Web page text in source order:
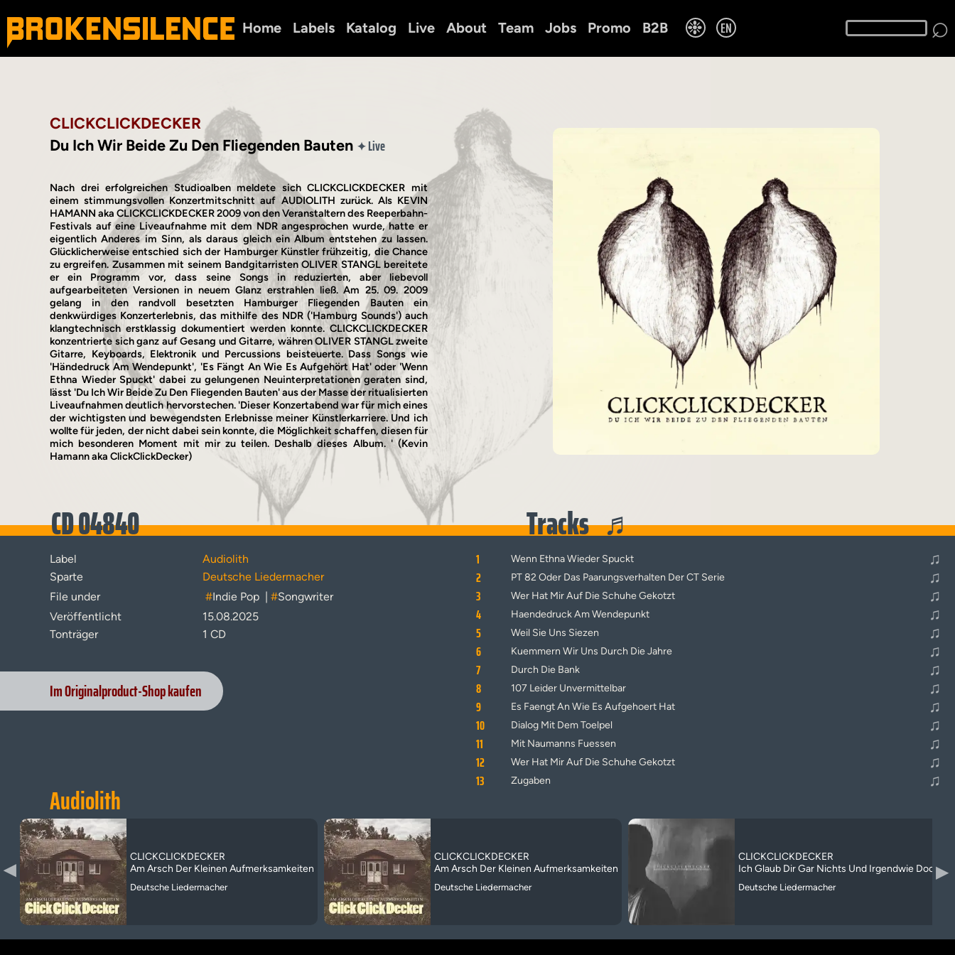
Home Labels Katalog Live About Team Jobs Promo B2B ❉ EN ⌕
CLICKCLICKDECKER
Du Ich Wir Beide Zu Den Fliegenden Bauten ✦Live
Nach drei erfolgreichen Studioalben meldete sich CLICKCLICKDECKER mit
einem stimmungsvollen Konzertmitschnitt auf AUDIOLITH zurück. Als KEVIN
HAMANN aka CLICKCLICKDECKER 2009 von den Veranstaltern des Reeperbahn-
Festivals auf eine Liveaufnahme mit dem NDR angesprochen wurde, hatte er
eigentlich Anderes im Sinn, als daraus gleich ein Album entstehen zu lassen.
Glücklicherweise entschied sich der Hamburger Künstler frühzeitig, die Chance
zu ergreifen. Zusammen mit seinem Bandgitarristen OLIVER STANGL bereitete
er ein Programm vor, dass seine Songs in reduzierten, aber liebevoll
aufgearbeiteten Versionen in neuem Glanz erstrahlen ließ. Am 25. 09. 2009
gelang in den randvoll besetzten Hamburger Fliegenden Bauten ein
denkwürdiges Konzerterlebnis, das mithilfe des NDR ('Hamburg Sounds') auch
klangtechnisch erstklassig dokumentiert werden konnte. CLICKCLICKDECKER
konzentrierte sich ganz auf Gesang und Gitarre, währen OLIVER STANGL zweite
Gitarre, Keyboards, Elektronik und Percussions beisteuerte. Dass Songs wie
'Händedruck Am Wendepunkt', 'Es Fängt An Wie Es Aufgehört Hat' oder 'Wenn
Ethna Wieder Spuckt' dabei zu gelungenen Neuinterpretationen geraten sind,
lässt 'Du Ich Wir Beide Zu Den Fliegenden Bauten' aus der Masse der ritualisierten
Liveaufnahmen deutlich hervorstechen. 'Dieser Konzertabend war für mich eines
der wichtigsten und bewegendsten Erlebnisse meiner Künstlerkarriere. Und ich
wollte für jeden, der nicht dabei sein konnte, die Möglichkeit schaffen, diesen für
mich besonderen Moment mit mir zu teilen. Deshalb dieses Album. ' (Kevin
Hamann aka ClickClickDecker)
CD 04840 Tracks ♬Alle Tracks abspielen
Label
Audiolith
Sparte
Deutsche Liedermacher
File under
#Indie Pop | #Songwriter
Veröffentlicht
15.08.2025
Tonträger
1 CD
Im Originalproduct-Shop kaufen
1 Wenn Ethna Wieder Spuckt
♫
2
PT 82 Oder Das Paarungsverhalten Der CT Serie
♫
3
Wer Hat Mir Auf Die Schuhe Gekotzt
♫
4
Haendedruck Am Wendepunkt
♫
5
Weil Sie Uns Siezen
♫
6
Kuemmern Wir Uns Durch Die Jahre
♫
7
Durch Die Bank
♫
8
107 Leider Unvermittelbar
♫
9
Es Faengt An Wie Es Aufgehoert Hat
♫
10
Dialog Mit Dem Toelpel
♫
11
Mit Naumanns Fuessen
♫
12
Wer Hat Mir Auf Die Schuhe Gekotzt
♫
13
Zugaben ♫
Audiolith
▶
CLICKCLICKDECKER
Am Arsch Der Kleinen Aufmerksamkeiten
Deutsche Liedermacher
CLICKCLICKDECKER
Am Arsch Der Kleinen Aufmerksamkeiten
Deutsche Liedermacher
CLICKCLICKDECKER
Ich Glaub Dir Gar Nichts Und Irgendwie Doch
Deutsche Liedermacher
▶